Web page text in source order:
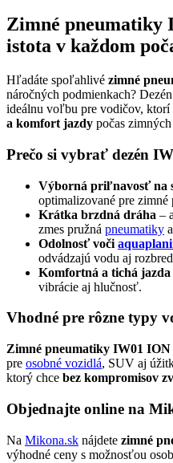
Zimné pneumatiky
istota v každom
Hľadáte spoľahlivé zimné
náročných podmienkach? Dezén
ideálnu voľbu pre vodičov, ktorí
a komfort jazdy počas
Prečo si vybrať dezén
Výborná priľnavosť na
optimalizované pre zimné
Krátka brzdná dráha –
zmes pružná pneumatiky
Odolnosť voči
odvádzajú vodu aj
Komfortná a tichá jazda
vibrácie aj hlučnosť.
Vhodné pre rôzne typy
Zimné pneumatiky IW01
pre osobné vozidlá, SUV aj
ktorý chce bez kompromisov
Objednajte online na
Na Mikona.sk nájdete zimné
výhodné ceny s možnosťou